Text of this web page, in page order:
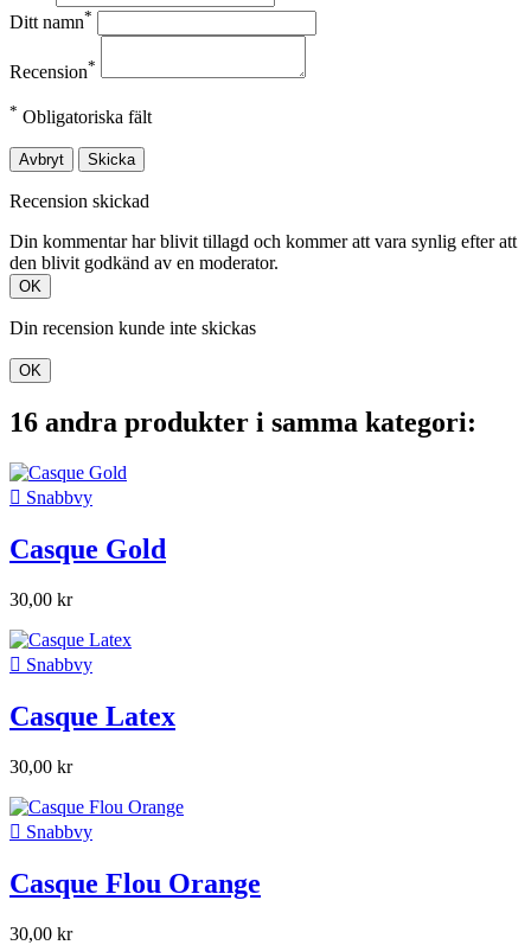
Ditt namn*
Recension*
* Obligatoriska fält
Avbryt Skicka
Recension skickad
Din kommentar har blivit tillagd och kommer att vara synlig efter att
den blivit godkänd av en moderator.
OK
Din recension kunde inte skickas
OK
16 andra produkter i samma kategori:
 Snabbvy
Casque Gold
30,00 kr
 Snabbvy
Casque Latex
30,00 kr
 Snabbvy
Casque Flou Orange
30,00 kr